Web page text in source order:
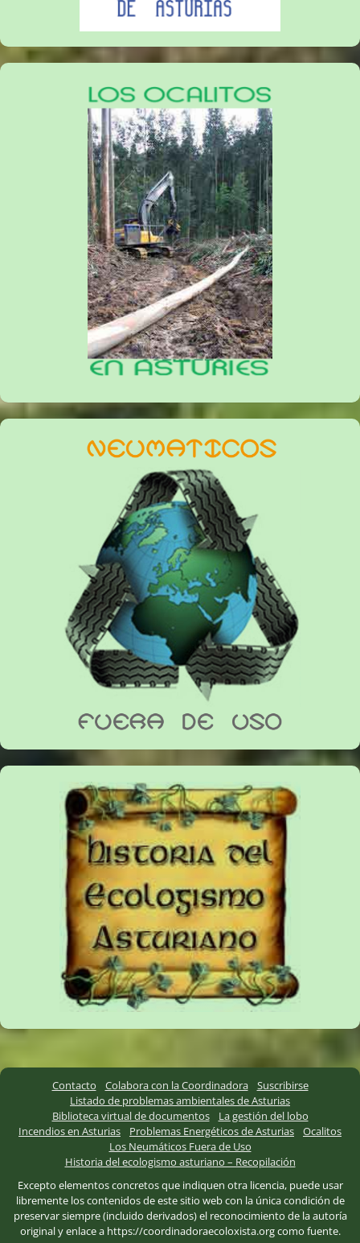
Contacto Colabora con la Coordinadora
Suscribirse
Listado de problemas ambientales de Asturias
Biblioteca virtual de documentos
La gestión del lobo
Incendios en Asturias
Problemas Energéticos de Asturias
Ocalitos
Los Neumáticos Fuera de Uso
Historia del ecologismo asturiano – Recopilación
Excepto elementos concretos que indiquen otra licencia, puede usar
libremente los contenidos de este sitio web con la única condición de
preservar siempre (incluido derivados) el reconocimiento de la autoría
original y enlace a https://coordinadoraecoloxista.org como fuente.